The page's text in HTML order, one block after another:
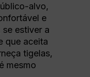
alvo,
e
estiver a
que aceita
tigelas,
mesmo